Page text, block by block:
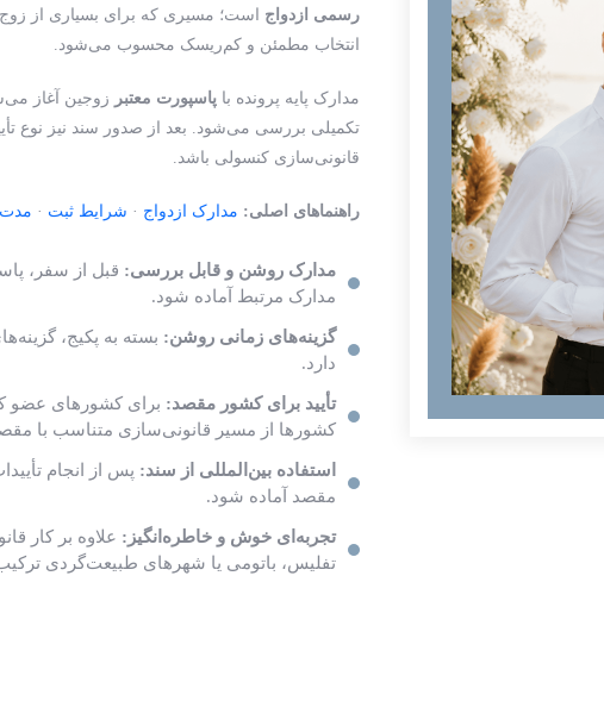
رسمی ازدواج است؛ مسیری که برای بسیاری از
انتخاب مطمئن و کم‌ریسک محسوب می‌شود.
مدارک پایه پرونده باپاسپورت معتبر زوجین آغاز
تکمیلی بررسی می‌شود. بعد از صدور سند نیز نوع
قانونی‌سازی کنسولی باشد.
راهنماهای اصلی: مدارک ازدواج · شرایط ثبت · مدت
مدارک روشن و قابل بررسی: قبل از سفر،
مدارک مرتبط آماده شود.
گزینه‌های زمانی روشن:
دارد.
تأیید برای کشور مقصد: برای کشورهای عضو
کشورها از مسیر قانونی‌سازی متناسب با
استفاده بین‌المللی از سند: پس از انجام
مقصد آماده شود.
تجربه‌ای خوش و خاطره‌انگیز: علاوه بر کار
تفلیس، باتومی یا شهرهای طبیعت‌گردی